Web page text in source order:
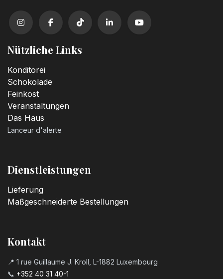
Nützliche Links
Konditorei
Schokolade
Feinkost
Veranstaltungen
Das Haus
Lanceur d'alerte
Dienstleistungen
Lieferung
Maßgeschneiderte Bestellungen
Kontakt
📍 1 rue Guillaume J. Kroll, L-1882 Luxembourg
📞 +352 40 31 40-1